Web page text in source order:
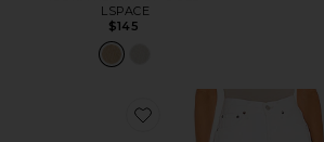
LSPACE
$145
Favorite ШОРТЫ PARKER LONG